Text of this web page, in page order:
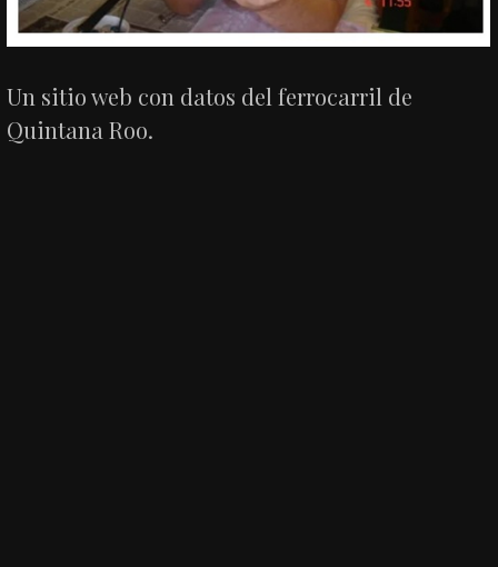
Un sitio web con datos del ferrocarril de
Quintana Roo.